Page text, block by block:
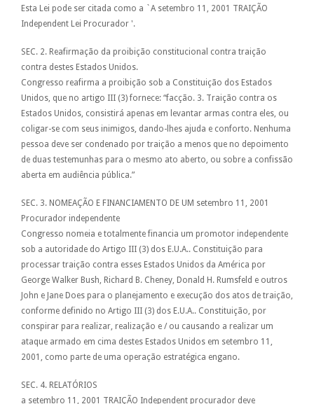
Esta Lei pode ser citada como a `A setembro 11, 2001 TRAIÇÃO
Independent Lei Procurador '.
SEC. 2. Reafirmação da proibição constitucional contra traição
contra destes Estados Unidos.
Congresso reafirma a proibição sob a Constituição dos Estados
Unidos, que no artigo III (3) fornece: “facção. 3. Traição contra os
Estados Unidos, consistirá apenas em levantar armas contra eles, ou
coligar-se com seus inimigos, dando-lhes ajuda e conforto. Nenhuma
pessoa deve ser condenado por traição a menos que no depoimento
de duas testemunhas para o mesmo ato aberto, ou sobre a confissão
aberta em audiência pública.”
SEC. 3. NOMEAÇÃO E FINANCIAMENTO DE UM setembro 11, 2001
Procurador independente
Congresso nomeia e totalmente financia um promotor independente
sob a autoridade do Artigo III (3) dos E.U.A.. Constituição para
processar traição contra esses Estados Unidos da América por
George Walker Bush, Richard B. Cheney, Donald H. Rumsfeld e outros
John e Jane Does para o planejamento e execução dos atos de traição,
conforme definido no Artigo III (3) dos E.U.A.. Constituição, por
conspirar para realizar, realização e / ou causando a realizar um
ataque armado em cima destes Estados Unidos em setembro 11,
2001, como parte de uma operação estratégica engano.
SEC. 4. RELATÓRIOS
a setembro 11, 2001 TRAIÇÃO Independent procurador deve